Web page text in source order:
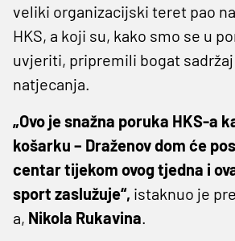
veliki organizacijski teret pao
HKS, a koji su, kako smo se u
uvjeriti, pripremili bogat
natjecanja.
„Ovo je snažna poruka HKS-a
košarku – Draženov dom će
centar tijekom ovog tjedna i
sport zaslužuje“, istaknuo je
a, Nikola Rukavina.